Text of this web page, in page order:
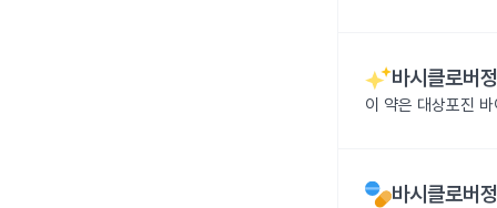
바시클로버
이 약은 대상포진
바시클로버